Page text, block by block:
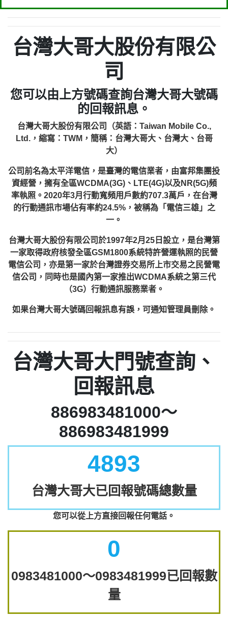
台灣大哥大股份有限公
司
您可以由上方號碼查詢台灣大哥大號碼
的回報訊息。
台灣大哥大股份有限公司（英語：Taiwan Mobile Co.,
Ltd.，縮寫：TWM，簡稱：台灣大哥大、台灣大、台哥
大）
公司前名為太平洋電信，是臺灣的電信業者，由富邦集團投
資經營，擁有全區WCDMA(3G)、LTE(4G)以及NR(5G)頻
率執照。2020年3月行動寬頻用戶數約707.3萬戶，在台灣
的行動通訊市場佔有率約24.5%，被稱為「電信三雄」之
一。
台灣大哥大股份有限公司於1997年2月25日設立，是台灣第
一家取得政府核發全區GSM1800系統特許營運執照的民營
電信公司，亦是第一家於台灣證券交易所上市交易之民營電
信公司，同時也是國內第一家推出WCDMA系統之第三代
（3G）行動通訊服務業者。
如果台灣大哥大號碼回報訊息有誤，可通知管理員刪除。
台灣大哥大門號查詢、
回報訊息
886983481000～
886983481999
4893
台灣大哥大已回報號碼總數量
您可以從上方直接回報任何電話。
0
0983481000～0983481999已回報數
量